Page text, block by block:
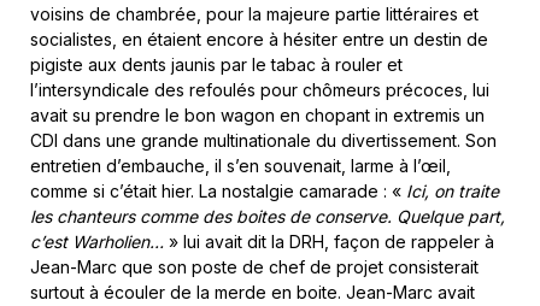
voisins de chambrée, pour la majeure partie littéraires et
socialistes, en étaient encore à hésiter entre un destin de
pigiste aux dents jaunis par le tabac à rouler et
l’intersyndicale des refoulés pour chômeurs précoces, lui
avait su prendre le bon wagon en chopant in extremis un
CDI dans une grande multinationale du divertissement. Son
entretien d’embauche, il s’en souvenait, larme à l’œil,
comme si c’était hier. La nostalgie camarade : « Ici, on traite
les chanteurs comme des boites de conserve. Quelque part,
c’est Warholien… » lui avait dit la DRH, façon de rappeler à
Jean-Marc que son poste de chef de projet consisterait
surtout à écouler de la merde en boite. Jean-Marc avait